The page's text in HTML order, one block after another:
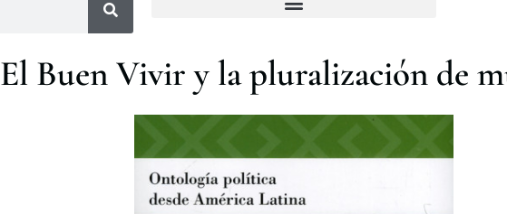
El Buen Vivir y la pluralización de